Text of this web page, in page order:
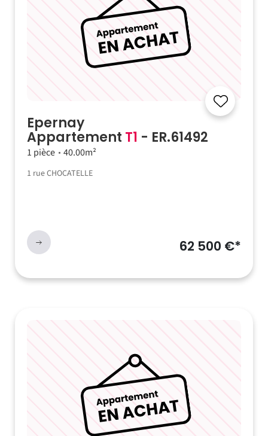
Epernay
Appartement T1 - ER.61492
1 pièce 40.00m²
1 rue CHOCATELLE
62 500 €*